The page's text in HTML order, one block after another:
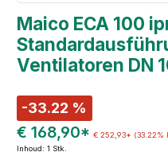
Maico ECA 100
Ventilatoren DN
-33.22 %
€ 168,90* € 252,93* (33.22%
Inhoud: 1 Stk.